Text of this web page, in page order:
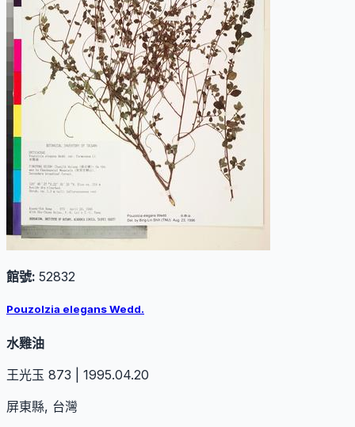
館號: 52832
Pouzolzia elegans Wedd.
水雞油
王光玉 873 | 1995.04.20
屏東縣, 台灣